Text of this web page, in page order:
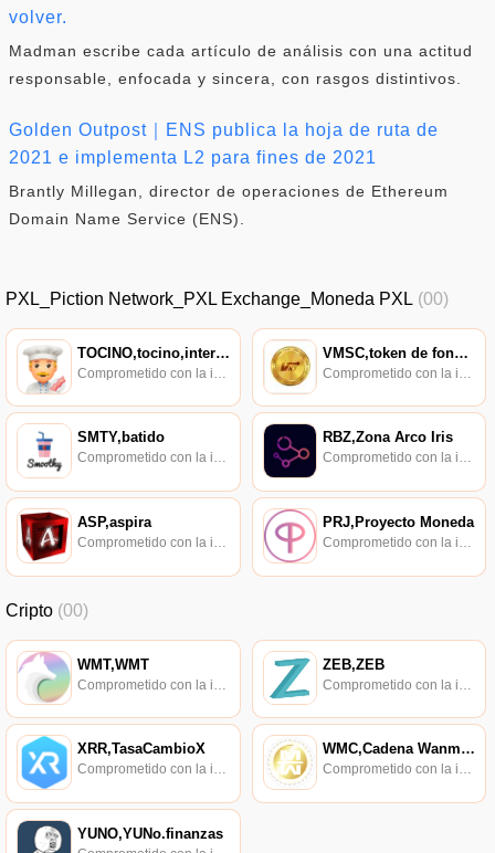
volver.
Madman escribe cada artículo de análisis con una actitud
responsable, enfocada y sincera, con rasgos distintivos.
Golden Outpost｜ENS publica la hoja de ruta de
2021 e implementa L2 para fines de 2021
Brantly Millegan, director de operaciones de Ethereum
Domain Name Service (ENS).
PXL_Piction Network_PXL Exchange_Moneda PXL (00)
TOCINO,tocino,intercambio de tocino VMSC,token de fondo Micron,cadena VMS
SMTY,batido
Comprometido con la investigación de políticas en los campos de las nuevas finanzas, las finanzas internacionales y los mercados financieros.
RBZ,Zona Arco Iris
Comprometido con la investigación de políticas en los campos de las nuevas finanzas, las finanzas internacionales y los mercados financieros.
ASP,aspira
Comprometido con la investigación de políticas en los campos de las nuevas finanzas, las finanzas internacionales y los mercados financieros.
PRJ,Proyecto Moneda
Comprometido con la investigación de políticas en los campos de las nuevas finanzas, las finanzas internacionales y los mercados financieros.
Cripto (00)
WMT,WMT ZEB,ZEB
XRR,TasaCambioX
Comprometido con la investigación de políticas en los campos de las nuevas finanzas, las finanzas internacionales y los mercados financieros.
WMC,Cadena Wanmei,Cadena WM
Comprometido con la investigación de políticas en los campos de las nuevas finanzas, las finanzas internacionales y los mercados financieros.
YUNO,YUNo.finanzas